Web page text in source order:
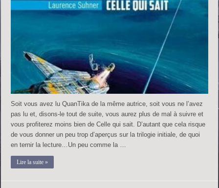
Soit vous avez lu QuanTika de la même autrice, soit vous ne l’avez
pas lu et, disons-le tout de suite, vous aurez plus de mal à suivre et
vous profiterez moins bien de Celle qui sait. D’autant que cela risque
de vous donner un peu trop d’aperçus sur la trilogie initiale, de quoi
en ternir la lecture…Un peu comme la …
Lire la suite »